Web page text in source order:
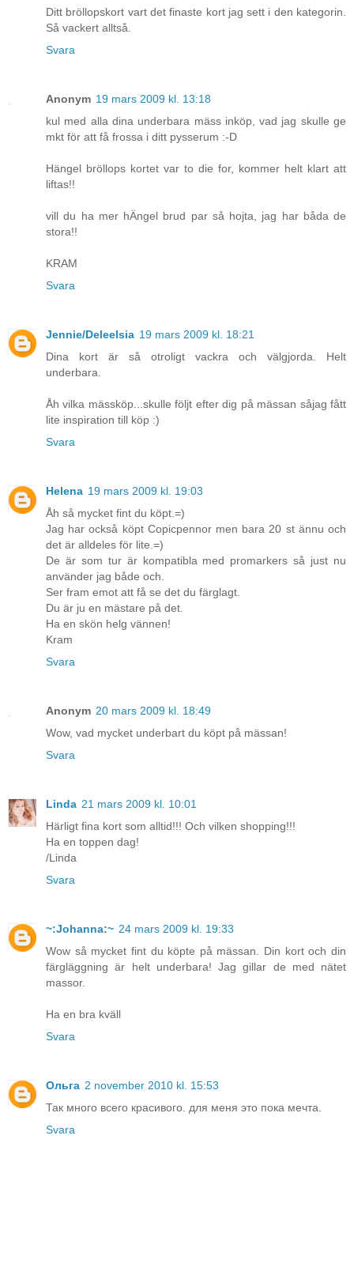
Ditt bröllopskort vart det finaste kort jag sett i den kategorin.
Så vackert alltså.
Svara
Anonym 19 mars 2009 kl. 13:18
kul med alla dina underbara mäss inköp, vad jag skulle ge
mkt för att få frossa i ditt pysserum :-D
Hängel bröllops kortet var to die for, kommer helt klart att
liftas!!
vill du ha mer hÄngel brud par så hojta, jag har båda de
stora!!
KRAM
Svara
Jennie/Deleelsia 19 mars 2009 kl. 18:21
Dina kort är så otroligt vackra och välgjorda. Helt
underbara.
Åh vilka mässköp...skulle följt efter dig på mässan såjag fått
lite inspiration till köp :)
Svara
Helena 19 mars 2009 kl. 19:03
Åh så mycket fint du köpt.=)
Jag har också köpt Copicpennor men bara 20 st ännu och
det är alldeles för lite.=)
De är som tur är kompatibla med promarkers så just nu
använder jag både och.
Ser fram emot att få se det du färglagt.
Du är ju en mästare på det.
Ha en skön helg vännen!
Kram
Svara
Anonym 20 mars 2009 kl. 18:49
Wow, vad mycket underbart du köpt på mässan!
Svara
Linda 21 mars 2009 kl. 10:01
Härligt fina kort som alltid!!! Och vilken shopping!!!
Ha en toppen dag!
/Linda
Svara
~:Johanna:~ 24 mars 2009 kl. 19:33
Wow så mycket fint du köpte på mässan. Din kort och din
färgläggning är helt underbara! Jag gillar de med nätet
massor.
Ha en bra kväll
Svara
Ольга 2 november 2010 kl. 15:53
Так много всего красивого. для меня это пока мечта.
Svara